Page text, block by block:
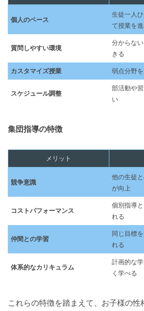
個人のペース
生徒一人
て授業を
質問しやすい環境
分からな
きる
カスタマイズ授業 弱点分野
スケジュール調整
部活動や
い
集団指導の特徴
メリット
競争意識
他の生徒
が向上
コストパフォーマンス
個別指導
れる
仲間との学習
同じ目標
れる
体系的なカリキュラム
計画的な
く学べる
これらの特徴を踏まえて、お子様の性